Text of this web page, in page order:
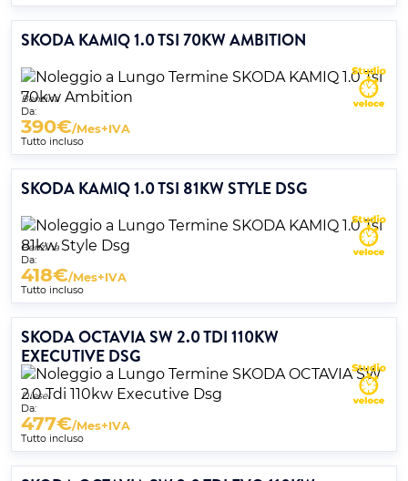
SKODA KAMIQ 1.0 TSI 70KW AMBITION
Benzina
Da:
390€/Mes+IVA
Tutto incluso
SKODA KAMIQ 1.0 TSI 81KW STYLE DSG
Benzina
Da:
418€/Mes+IVA
Tutto incluso
SKODA OCTAVIA SW 2.0 TDI 110KW
EXECUTIVE DSG
Diesel
Da:
477€/Mes+IVA
Tutto incluso